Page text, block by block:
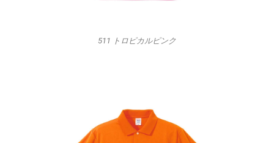
511 トロピカルピンク